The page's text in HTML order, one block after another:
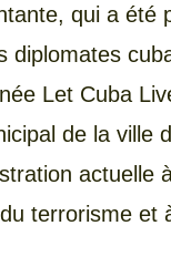
qui a
diplomates
Let Cuba
de la ville
terrorisme et